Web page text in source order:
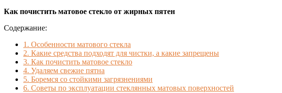
Как почистить матовое стекло от жирных пятен
Содержание:
1. Особенности матового стекла
2. Какие средства подходят для чистки, а какие запрещены
3. Как почистить матовое стекло
4. Удаляем свежие пятна
5. Боремся со стойкими загрязнениями
6. Советы по эксплуатации стеклянных матовых поверхностей